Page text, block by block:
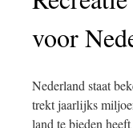
voor
Nederland staat
trekt jaarlijks
land te bieden